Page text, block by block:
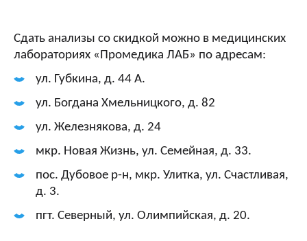
Сдать анализы со скидкой можно в медицинских
лабораториях «Промедика ЛАБ» по адресам:
ул. Губкина, д. 44 А.
ул. Богдана Хмельницкого, д. 82
ул. Железнякова, д. 24
мкр. Новая Жизнь, ул. Семейная, д. 33.
пос. Дубовое р-н, мкр. Улитка, ул. Счастливая,
д. 3.
пгт. Северный, ул. Олимпийская, д. 20.